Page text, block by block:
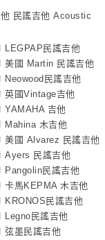
民謠吉他 Acoustic
LEGPAP民謠吉他
美國 Martin 民謠吉他
Neowood民謠吉他
英國Vintage吉他
YAMAHA 吉他
Mahina 木吉他
美國 Alvarez 民謠吉他
Ayers 民謠吉他
Pangolin民謠吉他
卡馬KEPMA 木吉他
KRONOS民謠吉他
Legno民謠吉他
弦墨民謠吉他